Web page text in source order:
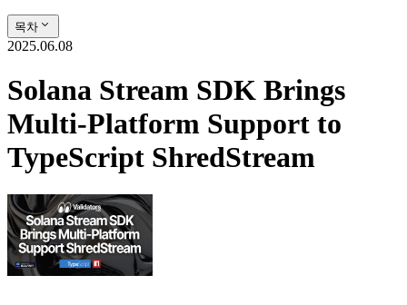
목차
2025.06.08
Solana Stream SDK Brings
Multi-Platform Support to
TypeScript ShredStream